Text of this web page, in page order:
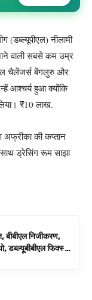
(डब्ल्यूपीएल) नीलामी
वाली सबसे कम उम्र
चैलेंजर्स बेंगलुरु और
आश्चर्य हुआ क्योंकि
₹10 लाख.
अफ्रीका की कप्तान
ड्रेसिंग रूम साझा
बीबीएल निजीकरण,
डब्ल्यूबीबीएल फिक्स्चर